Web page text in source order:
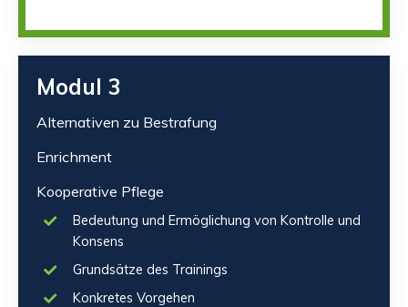
Modul 3
Alternativen zu Bestrafung
Enrichment
Kooperative Pflege
Bedeutung und Ermöglichung von Kontrolle und
Konsens
Grundsätze des Trainings
Konkretes Vorgehen